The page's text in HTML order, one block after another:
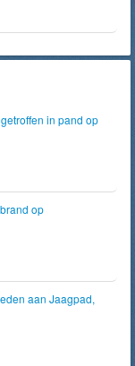
in pand op
op
aan Jaagpad,